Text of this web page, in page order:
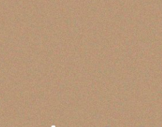
Eu recomendo esse produto.
04/08/2026